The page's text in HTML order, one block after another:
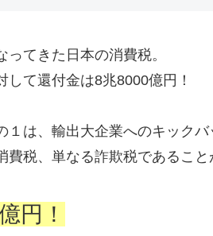
てきた日本の消費税。
て還付金は8兆8000億円！
は、輸出大企業へのキックバ
税、単なる詐欺税であること
円！